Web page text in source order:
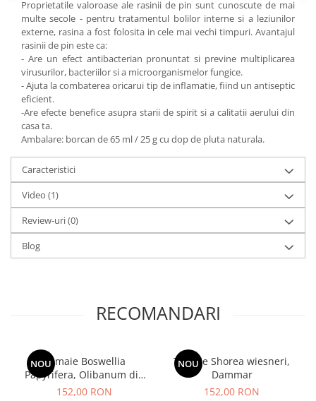
Proprietatile valoroase ale rasinii de pin sunt cunoscute de mai
multe secole - pentru tratamentul bolilor interne si a leziunilor
externe, rasina a fost folosita in cele mai vechi timpuri. Avantajul
rasinii de pin este ca:
- Are un efect antibacterian pronuntat si previne multiplicarea
virusurilor, bacteriilor si a microorganismelor fungice.
- Ajuta la combaterea oricarui tip de inflamatie, fiind un antiseptic
eficient.
-Are efecte benefice asupra starii de spirit si a calitatii aerului din
casa ta.
Ambalare: borcan de 65 ml / 25 g cu dop de pluta naturala.
Caracteristici
Video (1)
Review-uri(0)
Blog
RECOMANDARI
NOUTamaie Boswellia
Papyrifera, Olibanum din
Eritrea
152,00 RON
NOU
Tamaie Shorea wiesneri,
Dammar
152,00 RON